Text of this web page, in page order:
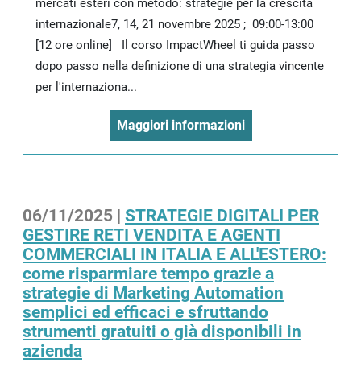
mercati esteri con metodo: strategie per la crescita
internazionale7, 14, 21 novembre 2025 ; 09:00-13:00
[12 ore online] Il corso ImpactWheel ti guida passo
dopo passo nella definizione di una strategia vincente
per l'internaziona...
Maggiori informazioni
06/11/2025 | STRATEGIE DIGITALI PER
GESTIRE RETI VENDITA E AGENTI
COMMERCIALI IN ITALIA E ALL'ESTERO:
come risparmiare tempo grazie a
strategie di Marketing Automation
semplici ed efficaci e sfruttando
strumenti gratuiti o già disponibili in
azienda